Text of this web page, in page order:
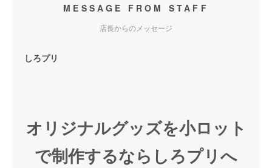
MESSAGE FROM STAFF
店長からのメッセージ
しろプリ
オリジナルグッズを小ロット
で制作するならしろプリへ